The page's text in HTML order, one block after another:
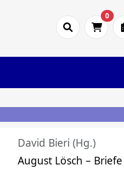
0
David Bieri (Hg.)
August Lösch –